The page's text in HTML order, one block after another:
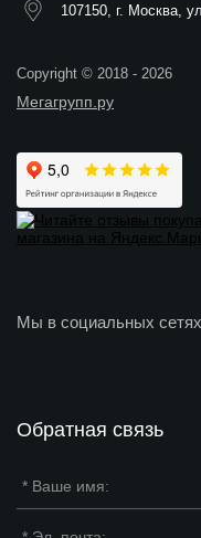
107150, г. Москва,
Copyright © 2018 - 2026
Мегагрупп.ру
Мы в социальных сетях
Обратная связь